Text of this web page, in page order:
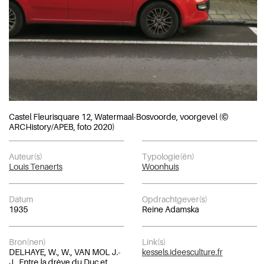
Castel Fleurisquare 12, Watermaal-Bosvoorde, voorgevel (©
ARCHistory/APEB, foto 2020)
Auteur(s)
Louis Tenaerts
Typologie(ën)
Woonhuis
Datum
1935
Opdrachtgever(s)
Reine Adamska
Bron(nen)
DELHAYE, W., W., VAN MOL J.-
J., Entre la drève du Duc et
Link(s)
kessels.ideesculture.fr